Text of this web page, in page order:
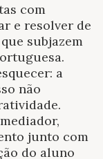
com
e resolver de
subjazem
a
não
junto com
do aluno